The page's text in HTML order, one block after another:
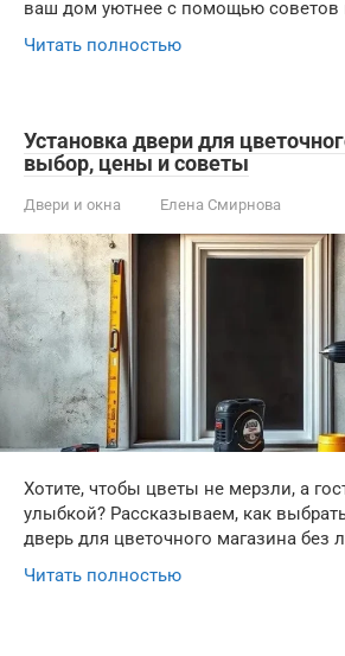
ваш дом уютнее с помощью советов
Читать полностью
Установка двери для
выбор, цены и советы
Двери и окна Елена Смирнова
Хотите, чтобы цветы не мерзли, а
улыбкой? Рассказываем, как
дверь для цветочного магазина без
Читать полностью